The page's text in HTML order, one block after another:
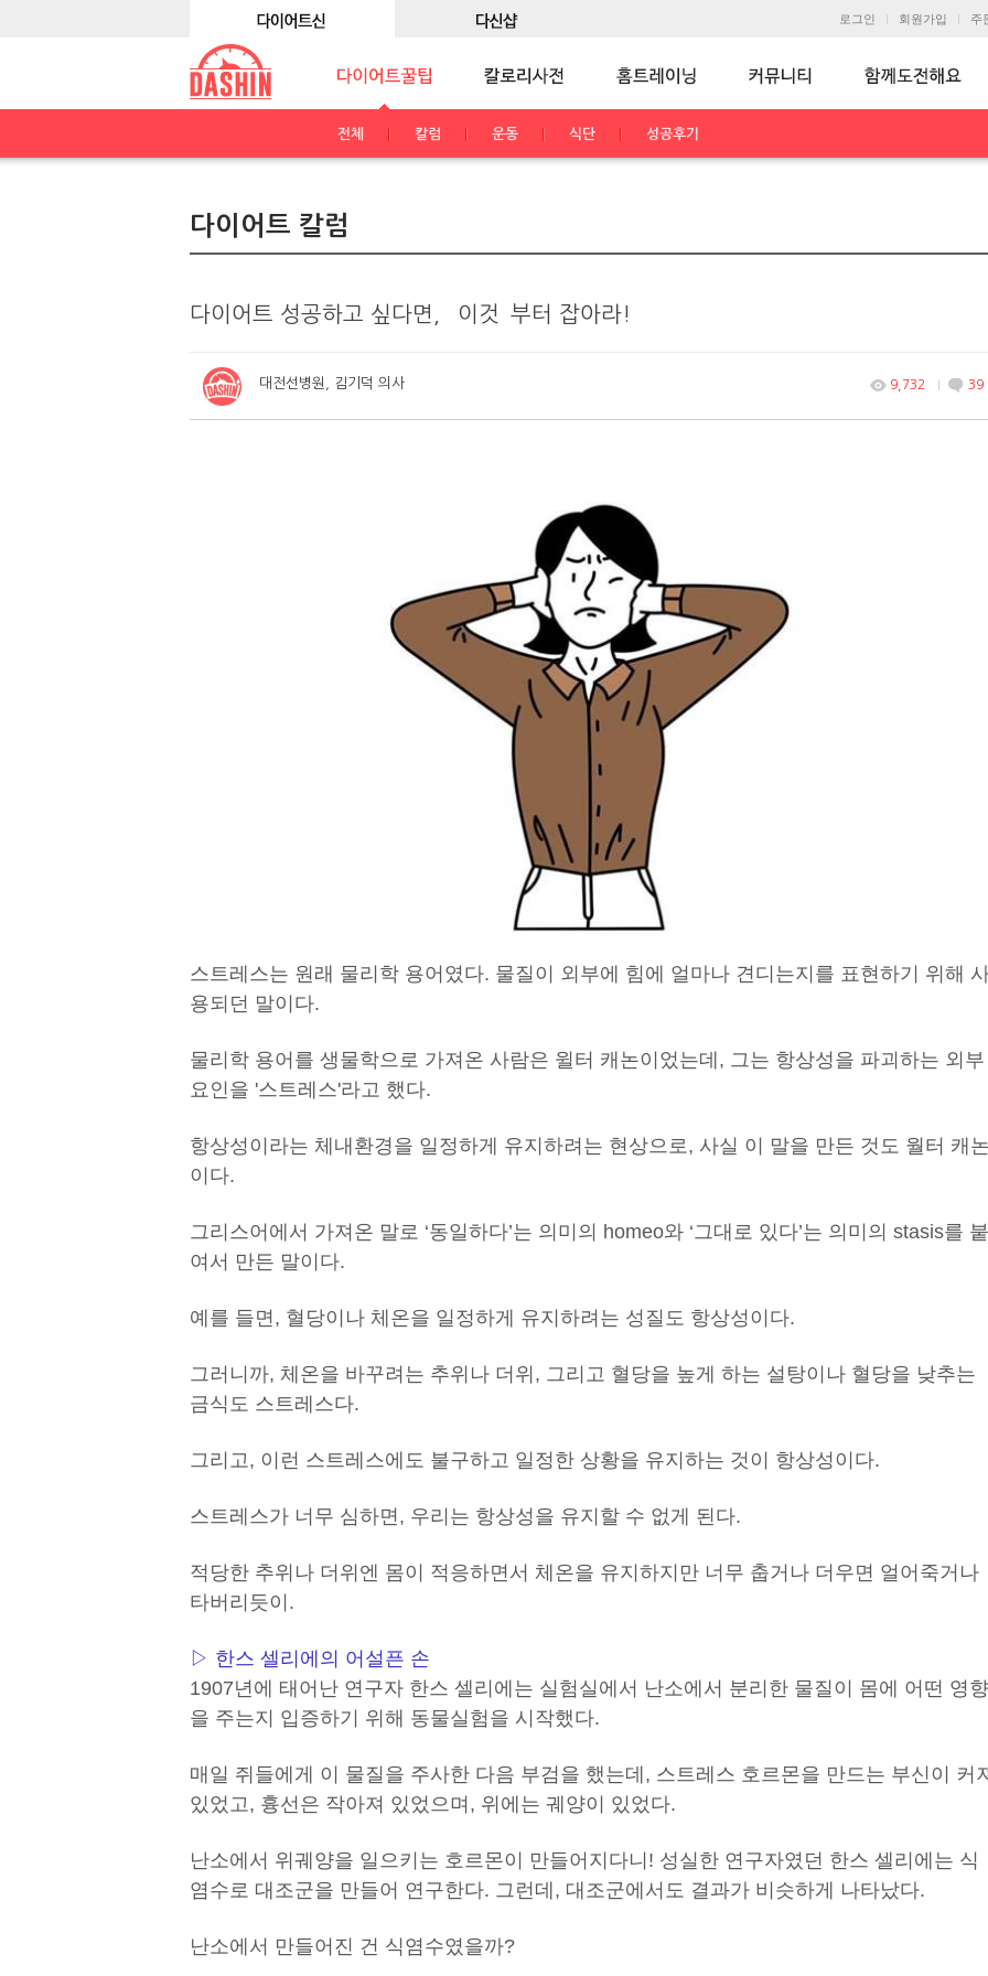
로그인 회원가입 주
전체 칼럼 운동 식단 성공후기
다이어트 칼럼
다이어트 성공하고 싶다면, `이것`부터 잡아라!
대전선병원, 김기덕 의사 9,732 39
스트레스는 원래 물리학 용어였다. 물질이 외부에 힘에 얼마나 견디는지를 표현하기 위해
용되던 말이다.
물리학 용어를 생물학으로 가져온 사람은 윌터 캐논이었는데, 그는 항상성을 파괴하는 외부
요인을 '스트레스'라고 했다.
항상성이라는 체내환경을 일정하게 유지하려는 현상으로, 사실 이 말을 만든 것도 월터 캐
이다.
그리스어에서 가져온 말로 ‘동일하다’는 의미의 homeo와 ‘그대로 있다’는 의미의 stasis를 붙
여서 만든 말이다.
예를 들면, 혈당이나 체온을 일정하게 유지하려는 성질도 항상성이다.
그러니까, 체온을 바꾸려는 추위나 더위, 그리고 혈당을 높게 하는 설탕이나 혈당을 낮추는
금식도 스트레스다.
그리고, 이런 스트레스에도 불구하고 일정한 상황을 유지하는 것이 항상성이다.
스트레스가 너무 심하면, 우리는 항상성을 유지할 수 없게 된다.
적당한 추위나 더위엔 몸이 적응하면서 체온을 유지하지만 너무 춥거나 더우면 얼어죽거나
타버리듯이.
▷ 한스 셀리에의 어설픈 손
1907년에 태어난 연구자 한스 셀리에는 실험실에서 난소에서 분리한 물질이 몸에 어떤 영향
을 주는지 입증하기 위해 동물실험을 시작했다.
매일 쥐들에게 이 물질을 주사한 다음 부검을 했는데, 스트레스 호르몬을 만드는 부신이 커
있었고, 흉선은 작아져 있었으며, 위에는 궤양이 있었다.
난소에서 위궤양을 일으키는 호르몬이 만들어지다니! 성실한 연구자였던 한스 셀리에는 식
염수로 대조군을 만들어 연구한다. 그런데, 대조군에서도 결과가 비슷하게 나타났다.
난소에서 만들어진 건 식염수였을까?